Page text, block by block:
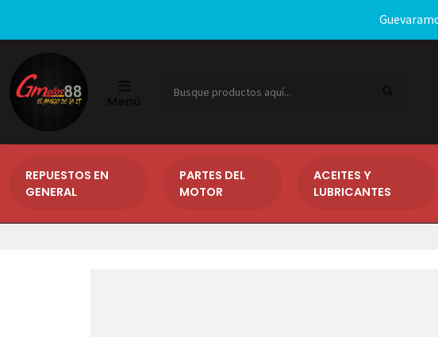
REPUESTOS EN
GENERAL
PARTES DEL
MOTOR
ACEITES Y
LUBRICANTES